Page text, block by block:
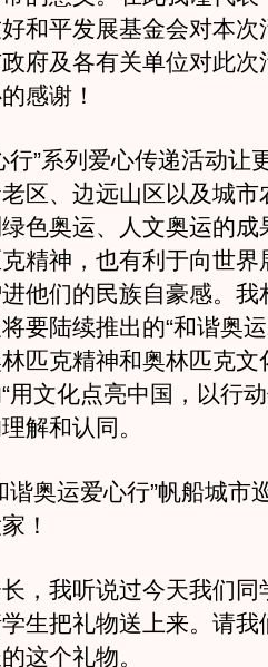
和平发展基金会对本次
府及各有关单位对此次
感谢！
”系列爱心传递活动让
区、边远山区以及城市
色奥运、人文奥运的成
精神，也有利于向世界
他们的民族自豪感。我
要陆续推出的“和谐奥
匹克精神和奥林匹克文
用文化点亮中国，以行
解和认同。
奥运爱心行”帆船城市
！
我听说过今天我们同
生把礼物送上来。请我
这个礼物。